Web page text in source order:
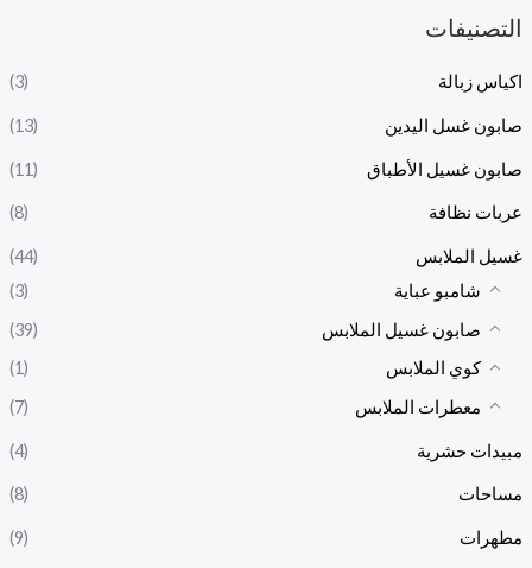
التصنيفات
اكياس زبالة (3)
صابون غسل اليدين (13)
صابون غسيل الأطباق (11)
عربات نظافة (8)
غسيل الملابس
(44)
شامبو عباية
(3)
صابون غسيل الملابس
(39)
كوي الملابس
(1)
معطرات الملابس
(7)
مبيدات حشرية (4)
مساحات (8)
مطهرات (9)